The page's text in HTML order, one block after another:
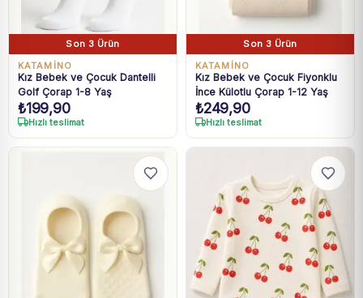
Son 3 Ürün
KATAMİNO
Kız Bebek ve Çocuk Dantelli
Golf Çorap 1-8 Yaş
₺199,90
Hızlı teslimat
Son 3 Ürün
KATAMİNO
Kız Bebek ve Çocuk Fiyonklu
İnce Külotlu Çorap 1-12 Yaş
₺249,90
Hızlı teslimat